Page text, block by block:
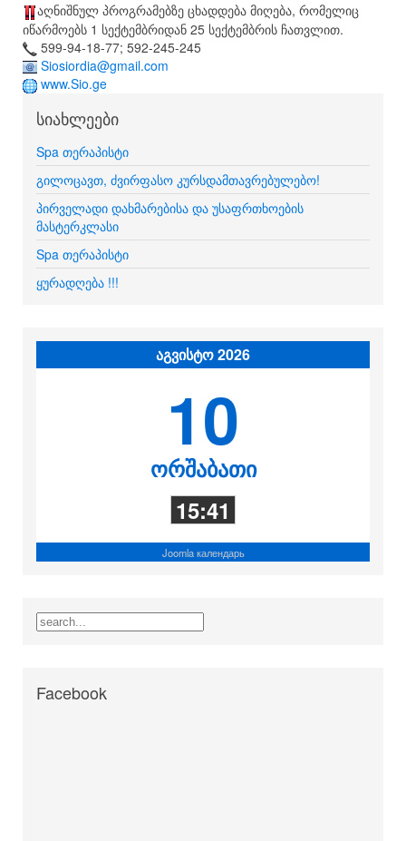
აღნიშნულ პროგრამებზე ცხადდება მიღება, რომელიც
იწარმოებს 1 სექტემბრიდან 25 სექტემბრის ჩათვლით.
599-94-18-77; 592-245-245
Siosiordia@gmail.com
www.Sio.ge
სიახლეები
Spa თერაპისტი
გილოცავთ, ძვირფასო კურსდამთავრებულებო!
პირველადი დახმარებისა და უსაფრთხოების
მასტერკლასი
Spa თერაპისტი
ყურადღება !!!
აგვისტო 2026
10
ორშაბათი
15:41
Joomla календарь
Facebook